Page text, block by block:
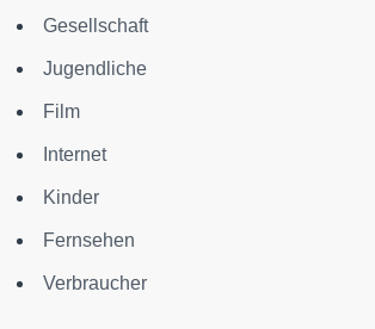
Gesellschaft
Jugendliche
Film
Internet
Kinder
Fernsehen
Verbraucher